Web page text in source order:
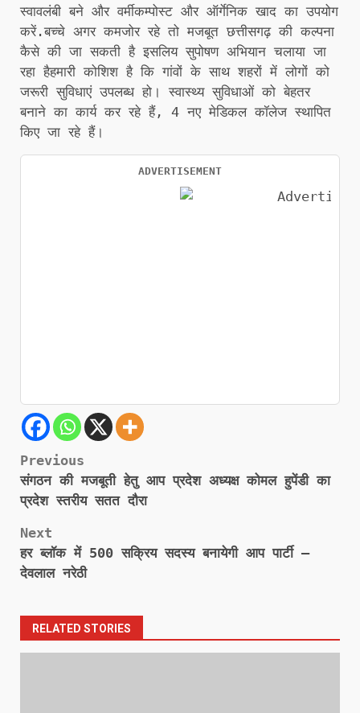
स्वावलंबी बने और वर्मीकम्पोस्ट और ऑर्गेनिक खाद का उपयोग
करें.बच्चे अगर कमजोर रहे तो मजबूत छत्तीसगढ़ की कल्पना
कैसे की जा सकती है इसलिय सुपोषण अभियान चलाया जा
रहा हैहमारी कोशिश है कि गांवों के साथ शहरों में लोगों को
जरूरी सुविधाएं उपलब्ध हो। स्वास्थ्य सुविधाओं को बेहतर
बनाने का कार्य कर रहे हैं, 4 नए मेडिकल कॉलेज स्थापित
किए जा रहे हैं।
ADVERTISEMENT
Post
navigation
Previous
संगठन की मजबूती हेतु आप प्रदेश अध्यक्ष कोमल हुपेंडी का
प्रदेश स्तरीय सतत दौरा
Next
हर ब्लॉक में 500 सक्रिय सदस्य बनायेगी आप पार्टी –
देवलाल नरेठी
RELATED STORIES